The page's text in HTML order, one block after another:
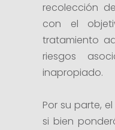
recolección
con el
tratamiento
riesgos
inapropiado.
Por su parte,
si bien